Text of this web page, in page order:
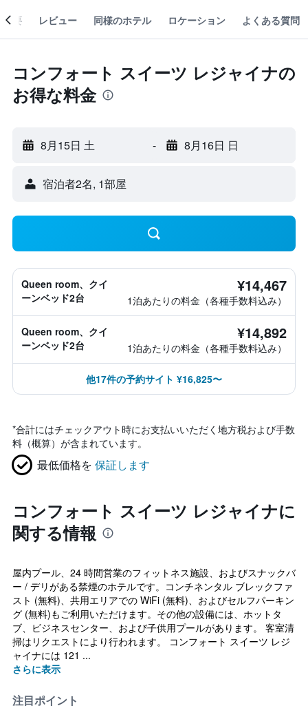
概要 レビュー 同様のホテル ロケーション よくある質問
コンフォート スイーツ レジャイナの
お得な料金
8月15日 土 - 8月16日 日
宿泊者2名, 1​部屋
Queen room、クイ
ーンベッド2台
¥14,467
1泊あたりの料金（各種手数料込み）
Queen room、クイ
ーンベッド2台
¥14,892
1泊あたりの料金（各種手数料込み）
他17件の予約サイト ¥16,825〜
*合計にはチェックアウト時にお支払いいただく地方税および手数
料（概算）が含まれています。
最低価格を 保証します
コンフォート スイーツ レジャイナに
関する情報
屋内プール、24 時間営業のフィットネス施設、およびスナックバ
ー / デリがある禁煙のホテルです。コンチネンタル ブレックファ
スト (無料)、共用エリアでの WiFi (無料)、およびセルフパーキン
グ (無料)もご利用いただけます。その他の設備には、ホットタ
ブ、ビジネスセンター、および子供用プールがあります。 客室清
掃はリクエストにより行われます。 コンフォート スイーツ レジ
ャイナには 121 ...
さらに表示
注目ポイント